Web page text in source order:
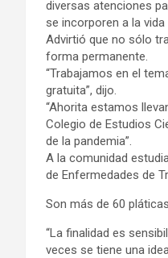
diversas atenciones
se incorporen a la
Advirtió que no sólo
forma permanente.
“Trabajamos en el
gratuita”, dijo.
“Ahorita estamos
Colegio de Estudios
de la pandemia”.
A la comunidad
de Enfermedades de
Son más de 60
“La finalidad es
veces se tiene una